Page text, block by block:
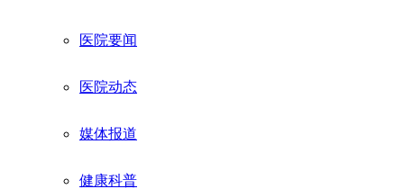
医院要闻
医院动态
媒体报道
健康科普